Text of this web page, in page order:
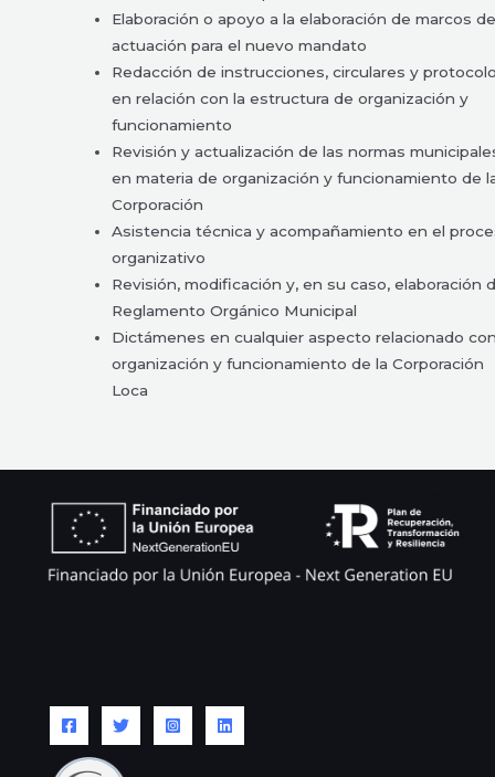
Elaboración o apoyo a la elaboración de marcos
actuación para el nuevo mandato
Redacción de instrucciones, circulares y
en relación con la estructura de organización y
funcionamiento
Revisión y actualización de las normas
en materia de organización y funcionamiento de
Corporación
Asistencia técnica y acompañamiento en el
organizativo
Revisión, modificación y, en su caso, elaboración
Reglamento Orgánico Municipal
Dictámenes en cualquier aspecto relacionado
organización y funcionamiento de la Corporación
Loca